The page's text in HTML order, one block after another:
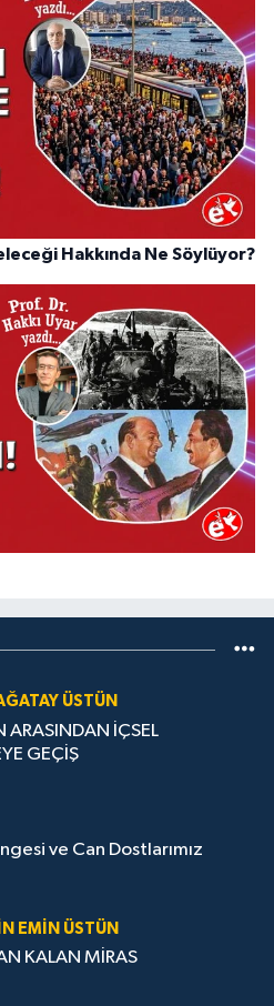
Hakkında Ne Söylüyor?
ÜSTÜN
ARASINDAN İÇSEL
GEÇİŞ
ve Can Dostlarımız
EMIN ÜSTÜN
KALAN MİRAS